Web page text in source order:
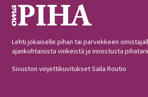
Lehti jokaiselle pihan tai parvekkeen
ajankohtaisista vinkeistä ja innostusta
Sivuston vinjettikuvitukset Saila Routio